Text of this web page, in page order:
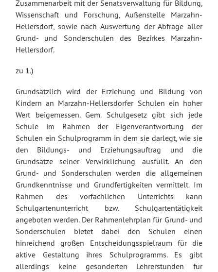
Zusammenarbeit mit der Senatsverwaltung für Bildung,
Wissenschaft und Forschung, Außenstelle Marzahn-
Hellersdorf, sowie nach Auswertung der Abfrage aller
Grund- und Sonderschulen des Bezirkes Marzahn-
Hellersdorf.
zu 1.)
Grundsätzlich wird der Erziehung und Bildung von
Kindern an Marzahn-Hellersdorfer Schulen ein hoher
Wert beigemessen. Gem. Schulgesetz gibt sich jede
Schule im Rahmen der Eigenverantwortung der
Schulen ein Schulprogramm in dem sie darlegt, wie sie
den Bildungs- und Erziehungsauftrag und die
Grundsätze seiner Verwirklichung ausfüllt. An den
Grund- und Sonderschulen werden die allgemeinen
Grundkenntnisse und Grundfertigkeiten vermittelt. Im
Rahmen des vorfachlichen Unterrichts kann
Schulgartenunterricht bzw. Schulgartentätigkeit
angeboten werden. Der Rahmenlehrplan für Grund- und
Sonderschulen bietet dabei den Schulen einen
hinreichend großen Entscheidungsspielraum für die
aktive Gestaltung ihres Schulprogramms. Es gibt
allerdings keine gesonderten Lehrerstunden für